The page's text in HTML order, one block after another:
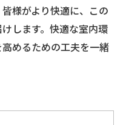
様がより快適に、この
します。快適な室内環
めるための工夫を一緒